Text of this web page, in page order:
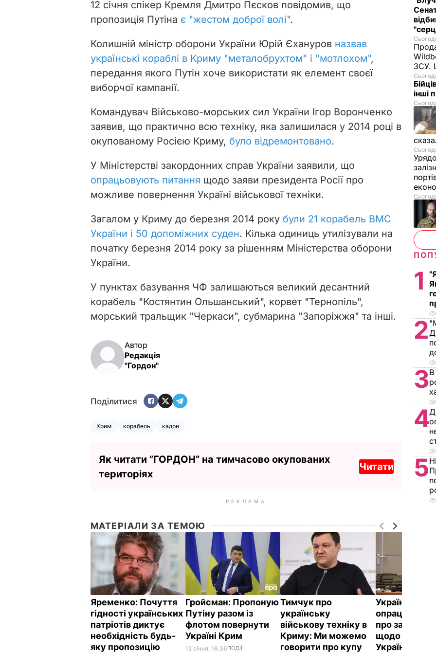
12 січня спікер Кремля Дмитро Пєсков повідомив, що
пропозиція Путіна є "жестом доброї волі".
Колишній міністр оборони України Юрій Єхануров назвав
українські кораблі в Криму "металобрухтом" і "мотлохом",
передання якого Путін хоче використати як елемент своєї
виборчої кампанії.
Командувач Військово-морських сил України Ігор Воронченко
заявив, що практично всю техніку, яка залишилася у 2014 році в
окупованому Росією Криму, було відремонтовано.
У Міністерстві закордонних справ України заявили, що
опрацьовують питання щодо заяви президента Росії про
можливе повернення Україні військової техніки.
Загалом у Криму до березня 2014 року були 21 корабель ВМС
України і 50 допоміжних суден. Кілька одиниць утилізували на
початку березня 2014 року за рішенням Міністерства оборони
України.
У пунктах базування ЧФ залишаються великий десантний
корабель "Костянтин Ольшанський", корвет "Тернопіль",
морський тральщик "Черкаси", субмарина "Запоріжжя" та інші.
Автор
Редакція
"Гордон"
Поділитися
Крим корабель кадри
Як читати ”ГОРДОН” на тимчасово окупованих
територіях
Читати
РЕКЛАМА
МАТЕРІАЛИ ЗА ТЕМОЮ
Яременко: Почуття
гідності українських
патріотів диктує
необхідність будь-
яку пропозицію
Гройсман: Пропоную
Путіну разом із
флотом повернути
Україні Крим
12 січня, 16.36ПОДІЇ
Тимчук про
українську
військову техніку в
Криму: Ми можемо
говорити про купу
Українське
опрацьовує
про заяву
щодо
Україні
ЗСУ.
інші
1
2
3В
4
5